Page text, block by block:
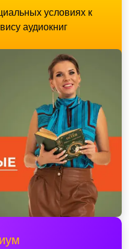
условиях к
аудиокниг